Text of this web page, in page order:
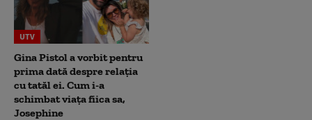
UTV
Gina Pistol a vorbit pentru
prima dată despre relația
cu tatăl ei. Cum i-a
schimbat viața fiica sa,
Josephine